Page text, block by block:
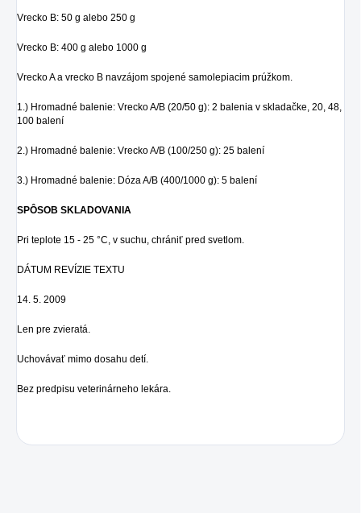
Vrecko B: 50 g alebo 250 g
Vrecko B: 400 g alebo 1000 g
Vrecko A a vrecko B navzájom spojené samolepiacim prúžkom.
1.) Hromadné balenie: Vrecko A/B (20/50 g): 2 balenia v skladačke, 20, 48,
100 balení
2.) Hromadné balenie: Vrecko A/B (100/250 g): 25 balení
3.) Hromadné balenie: Dóza A/B (400/1000 g): 5 balení
SPÔSOB SKLADOVANIA
Pri teplote 15 - 25 °C, v suchu, chrániť pred svetlom.
DÁTUM REVÍZIE TEXTU
14. 5. 2009
Len pre zvieratá.
Uchovávať mimo dosahu detí.
Bez predpisu veterinárneho lekára.